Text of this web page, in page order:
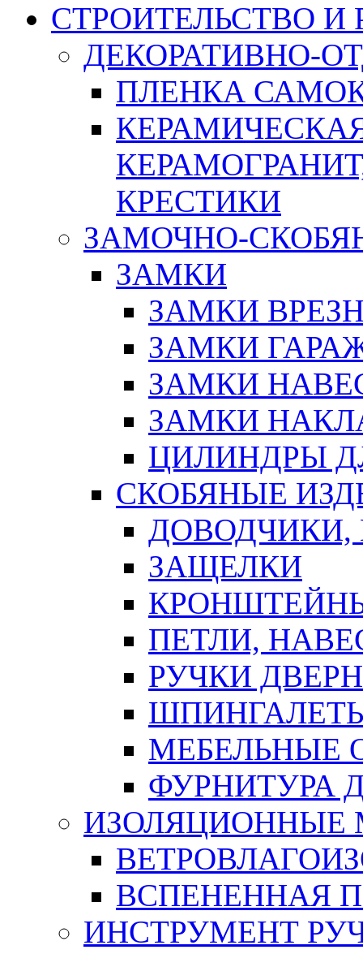
СТРОИТЕЛЬСТВО И
ДЕКОРАТИВНО-
ПЛЕНКА
КРЕСТИКИ
ЗАМОЧНО-
ЗАМКИ
ЗАМКИ
ЗАМКИ
ЗАМКИ
ЗАМКИ
ЦИЛИНДРЫ
СКОБЯНЫЕ
ЗАЩЕЛКИ
ПЕТЛИ,
РУЧКИ
МЕБЕЛЬНЫЕ
ФУРНИТУРА
ИЗОЛЯЦИОННЫЕ
ВСПЕНЕННАЯ
ИНСТРУМЕНТ